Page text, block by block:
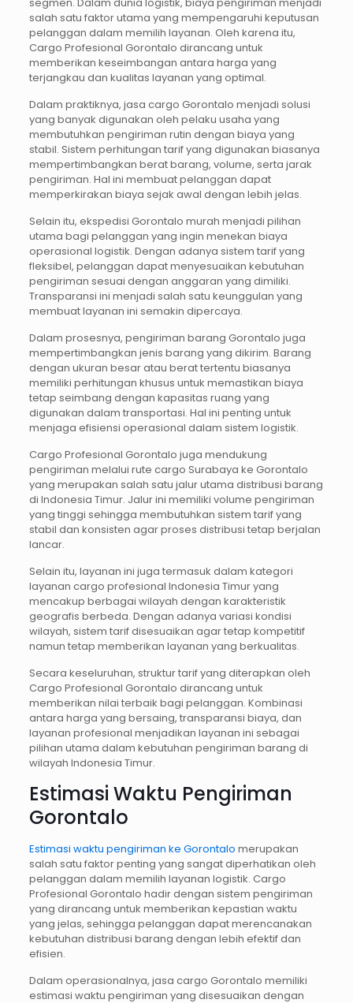
salah satu faktor utama yang mempengaruhi keputusan
pelanggan dalam memilih layanan. Oleh karena itu,
Cargo Profesional Gorontalo dirancang untuk
memberikan keseimbangan antara harga yang
terjangkau dan kualitas layanan yang optimal.
Dalam praktiknya, jasa cargo Gorontalo menjadi solusi
yang banyak digunakan oleh pelaku usaha yang
membutuhkan pengiriman rutin dengan biaya yang
stabil. Sistem perhitungan tarif yang digunakan biasanya
mempertimbangkan berat barang, volume, serta jarak
pengiriman. Hal ini membuat pelanggan dapat
memperkirakan biaya sejak awal dengan lebih jelas.
Selain itu, ekspedisi Gorontalo murah menjadi pilihan
utama bagi pelanggan yang ingin menekan biaya
operasional logistik. Dengan adanya sistem tarif yang
fleksibel, pelanggan dapat menyesuaikan kebutuhan
pengiriman sesuai dengan anggaran yang dimiliki.
Transparansi ini menjadi salah satu keunggulan yang
membuat layanan ini semakin dipercaya.
Dalam prosesnya, pengiriman barang Gorontalo juga
mempertimbangkan jenis barang yang dikirim. Barang
dengan ukuran besar atau berat tertentu biasanya
memiliki perhitungan khusus untuk memastikan biaya
tetap seimbang dengan kapasitas ruang yang
digunakan dalam transportasi. Hal ini penting untuk
menjaga efisiensi operasional dalam sistem logistik.
Cargo Profesional Gorontalo juga mendukung
pengiriman melalui rute cargo Surabaya ke Gorontalo
yang merupakan salah satu jalur utama distribusi barang
di Indonesia Timur. Jalur ini memiliki volume pengiriman
yang tinggi sehingga membutuhkan sistem tarif yang
stabil dan konsisten agar proses distribusi tetap berjalan
lancar.
Selain itu, layanan ini juga termasuk dalam kategori
layanan cargo profesional Indonesia Timur yang
mencakup berbagai wilayah dengan karakteristik
geografis berbeda. Dengan adanya variasi kondisi
wilayah, sistem tarif disesuaikan agar tetap kompetitif
namun tetap memberikan layanan yang berkualitas.
Secara keseluruhan, struktur tarif yang diterapkan oleh
Cargo Profesional Gorontalo dirancang untuk
memberikan nilai terbaik bagi pelanggan. Kombinasi
antara harga yang bersaing, transparansi biaya, dan
layanan profesional menjadikan layanan ini sebagai
pilihan utama dalam kebutuhan pengiriman barang di
wilayah Indonesia Timur.
Estimasi Waktu Pengiriman
Gorontalo
Estimasi waktu pengiriman ke Gorontalo merupakan
salah satu faktor penting yang sangat diperhatikan oleh
pelanggan dalam memilih layanan logistik. Cargo
Profesional Gorontalo hadir dengan sistem pengiriman
yang dirancang untuk memberikan kepastian waktu
yang jelas, sehingga pelanggan dapat merencanakan
kebutuhan distribusi barang dengan lebih efektif dan
efisien.
Dalam operasionalnya, jasa cargo Gorontalo memiliki
estimasi waktu pengiriman yang disesuaikan dengan